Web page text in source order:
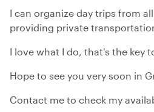
I can organize day trips from
providing private
I love what I do, that's the key
Hope to see you very soon in
Contact me to check my